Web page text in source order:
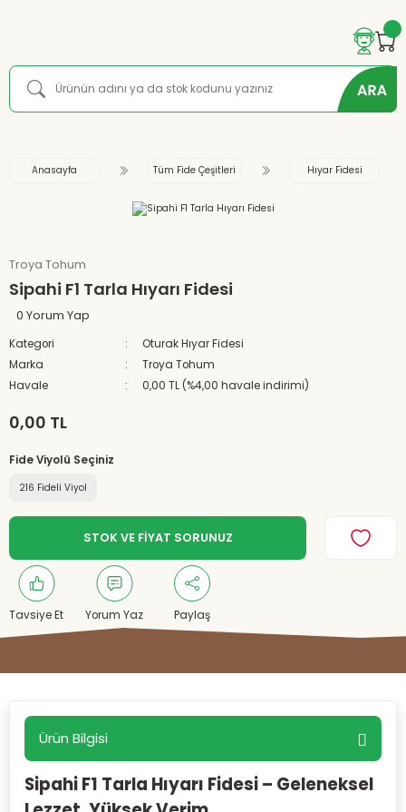
Anasayfa Tüm Fide Çeşitleri Hıyar Fidesi
Troya Tohum
Sipahi F1 Tarla Hıyarı Fidesi
0 Yorum Yap
Kategori
Oturak Hıyar Fidesi
Marka
Troya Tohum
Havale
0,00 TL (%4,00 havale indirimi)
0,00 TL
Fide Viyolü Seçiniz
216 Fideli Viyol
STOK VE FİYAT SORUNUZ
Tavsiye Et Yorum Yaz Paylaş
Ürün Bilgisi
Sipahi F1 Tarla Hıyarı Fidesi – Geleneksel